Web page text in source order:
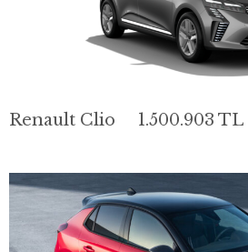
Renault Clio 1.500.903 TL